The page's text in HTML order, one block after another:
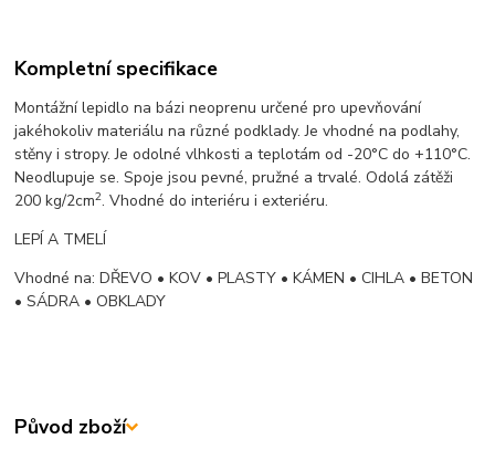
Kompletní specifikace
Montážní lepidlo na bázi neoprenu určené pro upevňování
jakéhokoliv materiálu na různé podklady. Je vhodné na podlahy,
stěny i stropy. Je odolné vlhkosti a teplotám od -20°C do +110°C.
Neodlupuje se. Spoje jsou pevné, pružné a trvalé. Odolá zátěži
200 kg/2cm2. Vhodné do interiéru i exteriéru.
LEPÍ A TMELÍ
Vhodné na: DŘEVO • KOV • PLASTY • KÁMEN • CIHLA • BETON
• SÁDRA • OBKLADY
Původ zboží